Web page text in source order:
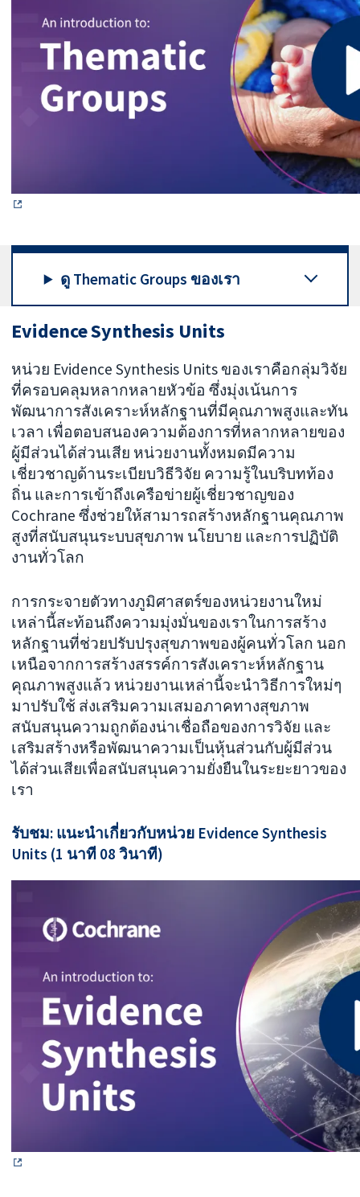
ดู Thematic Groups ของเรา
Evidence Synthesis Units
หน่วย Evidence Synthesis Units ของเราคือกลุ่มวิจัย
ที่ครอบคลุมหลากหลายหัวข้อ ซึ่งมุ่งเน้นการ
พัฒนาการสังเคราะห์หลักฐานที่มีคุณภาพสูงและทัน
เวลา เพื่อตอบสนองความต้องการที่หลากหลายของ
ผู้มีส่วนได้ส่วนเสีย หน่วยงานทั้งหมดมีความ
เชี่ยวชาญด้านระเบียบวิธีวิจัย ความรู้ในบริบทท้อง
ถิ่น และการเข้าถึงเครือข่ายผู้เชี่ยวชาญของ
Cochrane ซึ่งช่วยให้สามารถสร้างหลักฐานคุณภาพ
สูงที่สนับสนุนระบบสุขภาพ นโยบาย และการปฏิบัติ
งานทั่วโลก
การกระจายตัวทางภูมิศาสตร์ของหน่วยงานใหม่
เหล่านี้สะท้อนถึงความมุ่งมั่นของเราในการสร้าง
หลักฐานที่ช่วยปรับปรุงสุขภาพของผู้คนทั่วโลก นอก
เหนือจากการสร้างสรรค์การสังเคราะห์หลักฐาน
คุณภาพสูงแล้ว หน่วยงานเหล่านี้จะนำวิธีการใหม่ๆ
มาปรับใช้ ส่งเสริมความเสมอภาคทางสุขภาพ
สนับสนุนความถูกต้องน่าเชื่อถือของการวิจัย และ
เสริมสร้างหรือพัฒนาความเป็นหุ้นส่วนกับผู้มีส่วน
ได้ส่วนเสียเพื่อสนับสนุนความยั่งยืนในระยะยาวของ
เรา
รับชม: แนะนำเกี่ยวกับหน่วย Evidence Synthesis
Units (1 นาที 08 วินาที)